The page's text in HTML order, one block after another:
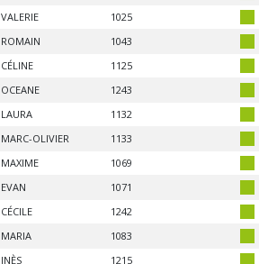
VALERIE
1025
ROMAIN
1043
CÉLINE
1125
OCEANE
1243
LAURA
1132
MARC-OLIVIER
1133
MAXIME
1069
EVAN
1071
CÉCILE
1242
MARIA
1083
INÈS
1215